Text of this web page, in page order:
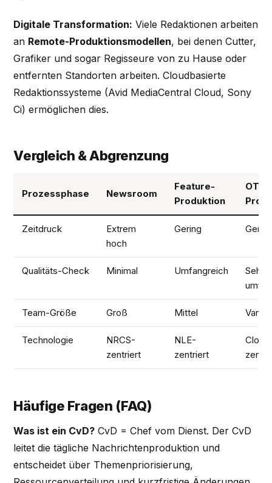
Digitale Transformation: Viele Redaktionen arbeiten
an Remote-Produktionsmodellen, bei denen Cutter,
Grafiker und sogar Regisseure von zu Hause oder
entfernten Standorten arbeiten. Cloudbasierte
Redaktionssysteme (Avid MediaCentral Cloud, Sony
Ci) ermöglichen dies.
Vergleich & Abgrenzung
Prozessphase Newsroom
Feature-
Produktion
OTT-
Zeitdruck
Extrem
hoch
Gering
Qualitäts-Check Minimal Umfangreich
Sehr
Team-Größe Groß Mittel
Technologie
NRCS-
zentriert
NLE-
zentriert
Häufige Fragen (FAQ)
Was ist ein CvD? CvD = Chef vom Dienst. Der CvD
leitet die tägliche Nachrichtenproduktion und
entscheidet über Themenpriorisierung,